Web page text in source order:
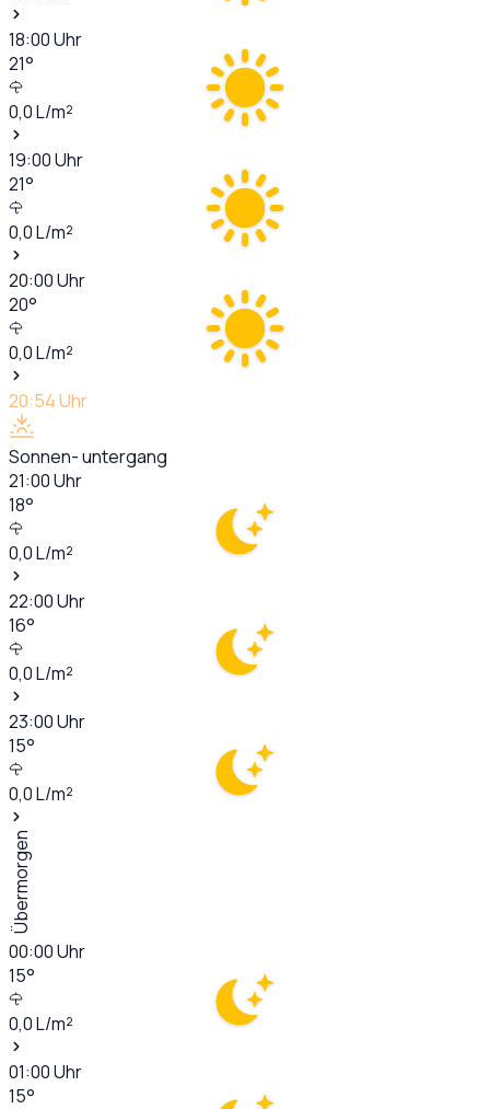
18:00Uhr
21°
0,0L/m²
19:00Uhr
21°
0,0L/m²
20:00Uhr
20°
0,0L/m²
20:54Uhr
Sonnen- untergang
21:00Uhr
18°
0,0L/m²
22:00Uhr
16°
0,0L/m²
23:00Uhr
15°
0,0L/m²
Übermorgen
00:00Uhr
15°
0,0L/m²
01:00Uhr
15°